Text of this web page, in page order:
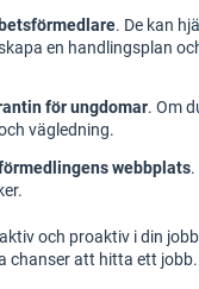
. De kan
en handlingsplan
för ungdomar. Om
vägledning.
webbplats
och proaktiv i din
chanser att hitta ett jobb.